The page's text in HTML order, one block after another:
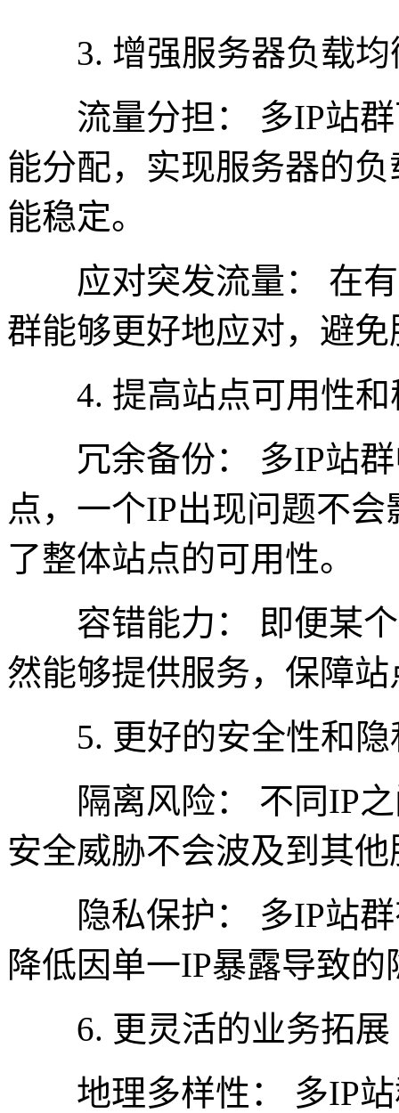
3. 增强服务器负载均
流量分担： 多IP站群
能分配，实现服务器的
能稳定。
应对突发流量： 在有
群能够更好地应对，避
4. 提高站点可用性和
冗余备份： 多IP站群
点，一个IP出现问题不
了整体站点的可用性。
容错能力： 即便某个
然能够提供服务，保障
5. 更好的安全性和隐
隔离风险： 不同IP之
安全威胁不会波及到其
隐私保护： 多IP站群
降低因单一IP暴露导致的
6. 更灵活的业务拓展
地理多样性： 多IP站